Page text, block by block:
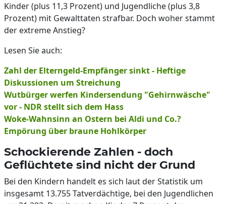
Kinder (plus 11,3 Prozent) und Jugendliche (plus 3,8
Prozent) mit Gewalttaten strafbar. Doch woher stammt
der extreme Anstieg?
Lesen Sie auch:
Zahl der Elterngeld-Empfänger sinkt - Heftige
Diskussionen um Streichung
Wutbürger werfen Kindersendung "Gehirnwäsche"
vor - NDR stellt sich dem Hass
Woke-Wahnsinn an Ostern bei Aldi und Co.?
Empörung über braune Hohlkörper
Schockierende Zahlen - doch
Geflüchtete sind nicht der Grund
Bei den Kindern handelt es sich laut der Statistik um
insgesamt 13.755 Tatverdächtige, bei den Jugendlichen